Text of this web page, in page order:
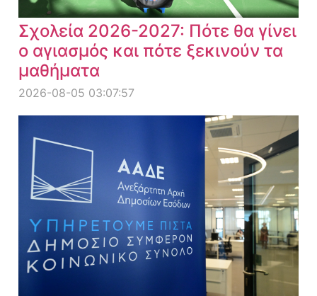
Σχολεία 2026-2027: Πότε θα γίνει
ο αγιασμός και πότε ξεκινούν τα
μαθήματα
2026-08-05 03:07:57